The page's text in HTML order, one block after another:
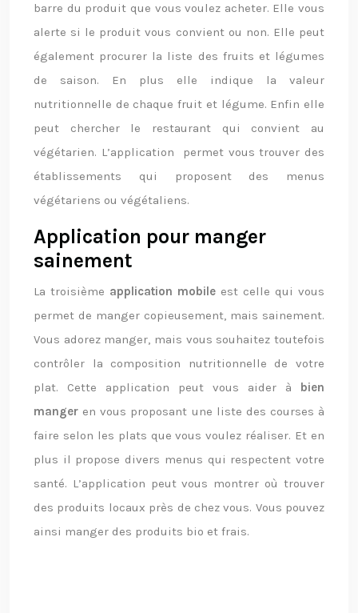
barre du produit que vous voulez acheter. Elle vous
alerte si le produit vous convient ou non. Elle peut
également procurer la liste des fruits et légumes
de saison. En plus elle indique la valeur
nutritionnelle de chaque fruit et légume. Enfin elle
peut chercher le restaurant qui convient au
végétarien. L’application permet vous trouver des
établissements qui proposent des menus
végétariens ou végétaliens.
Application pour manger
sainement
La troisième application mobile est celle qui vous
permet de manger copieusement, mais sainement.
Vous adorez manger, mais vous souhaitez toutefois
contrôler la composition nutritionnelle de votre
plat. Cette application peut vous aider à bien
manger en vous proposant une liste des courses à
faire selon les plats que vous voulez réaliser. Et en
plus il propose divers menus qui respectent votre
santé. L’application peut vous montrer où trouver
des produits locaux près de chez vous. Vous pouvez
ainsi manger des produits bio et frais.